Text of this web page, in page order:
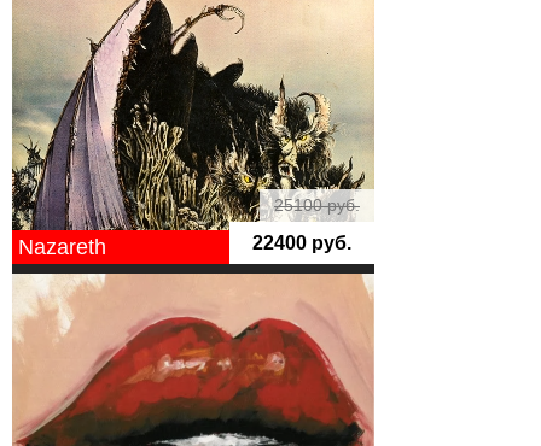
25100 руб.
Nazareth 22400 руб.